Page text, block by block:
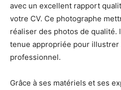
avec un excellent rapport
votre CV. Ce photographe
réaliser des photos de qualité.
tenue appropriée pour illustrer
professionnel.
Grâce à ses matériels et ses